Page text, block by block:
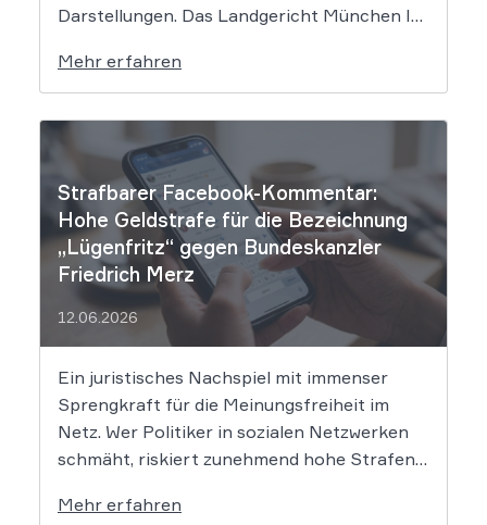
Darstellungen. Das Landgericht München I
rechtliche Grenzen. Werden durch die
automatisierten KI-Zusammenfassungen
falsche Tatsachen verbreitet, greift die
unmittelbare Haftung des
Suchmaschinenbetreibers. Das Landgericht
München I (LG München I) hat in […]
Mehr erfahren
Strafbarer Facebook-Kommentar:
Hohe Geldstrafe für die Bezeichnung
„Lügenfritz“ gegen Bundeskanzler
Friedrich Merz
12.06.2026
Ein juristisches Nachspiel mit immenser
Sprengkraft für die Meinungsfreiheit im
Netz. Wer Politiker in sozialen Netzwerken
schmäht, riskiert zunehmend hohe Strafen.
einen Facebook-Nutzer eine empfindliche
Mehr erfahren